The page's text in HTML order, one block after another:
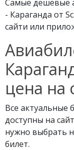
Самые дешёвые
- Караганда от
сайти или
цена на
Все актуальные
доступны на
нужно выбрать
билет.